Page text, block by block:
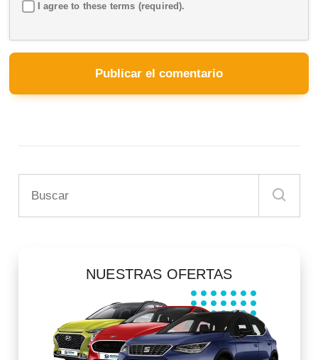
I agree to these terms (required).
NUESTRAS OFERTAS